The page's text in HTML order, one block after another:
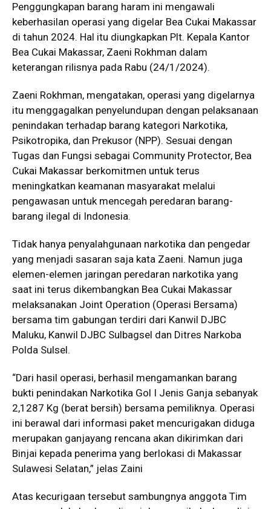
Penggungkapan barang haram ini mengawali
keberhasilan operasi yang digelar Bea Cukai Makassar
di tahun 2024. Hal itu diungkapkan Plt. Kepala Kantor
Bea Cukai Makassar, Zaeni Rokhman dalam
keterangan rilisnya pada Rabu (24/1/2024).
Zaeni Rokhman, mengatakan, operasi yang digelarnya
itu menggagalkan penyelundupan dengan pelaksanaan
penindakan terhadap barang kategori Narkotika,
Psikotropika, dan Prekusor (NPP). Sesuai dengan
Tugas dan Fungsi sebagai Community Protector, Bea
Cukai Makassar berkomitmen untuk terus
meningkatkan keamanan masyarakat melalui
pengawasan untuk mencegah peredaran barang-
barang ilegal di Indonesia.
Tidak hanya penyalahgunaan narkotika dan pengedar
yang menjadi sasaran saja kata Zaeni. Namun juga
elemen-elemen jaringan peredaran narkotika yang
saat ini terus dikembangkan Bea Cukai Makassar
melaksanakan Joint Operation (Operasi Bersama)
bersama tim gabungan terdiri dari Kanwil DJBC
Maluku, Kanwil DJBC Sulbagsel dan Ditres Narkoba
Polda Sulsel.
“Dari hasil operasi, berhasil mengamankan barang
bukti penindakan Narkotika Gol I Jenis Ganja sebanyak
2,1287 Kg (berat bersih) bersama pemiliknya. Operasi
ini berawal dari informasi paket mencurigakan diduga
merupakan ganjayang rencana akan dikirimkan dari
Binjai kepada penerima yang berlokasi di Makassar
Sulawesi Selatan,” jelas Zaini
Atas kecurigaan tersebut sambungnya anggota Tim